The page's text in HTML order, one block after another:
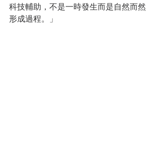
科技輔助，不是一時發生而是自然而然
形成過程。」